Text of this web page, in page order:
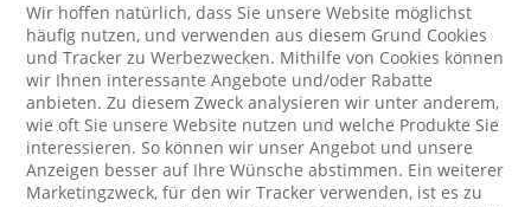
Wir hoffen natürlich, dass Sie unsere Website möglichst
häufig nutzen, und verwenden aus diesem Grund Cookies
und Tracker zu Werbezwecken. Mithilfe von Cookies können
wir Ihnen interessante Angebote und/oder Rabatte
anbieten. Zu diesem Zweck analysieren wir unter anderem,
wie oft Sie unsere Website nutzen und welche Produkte Sie
interessieren. So können wir unser Angebot und unsere
Anzeigen besser auf Ihre Wünsche abstimmen. Ein weiterer
Marketingzweck, für den wir Tracker verwenden, ist es zu